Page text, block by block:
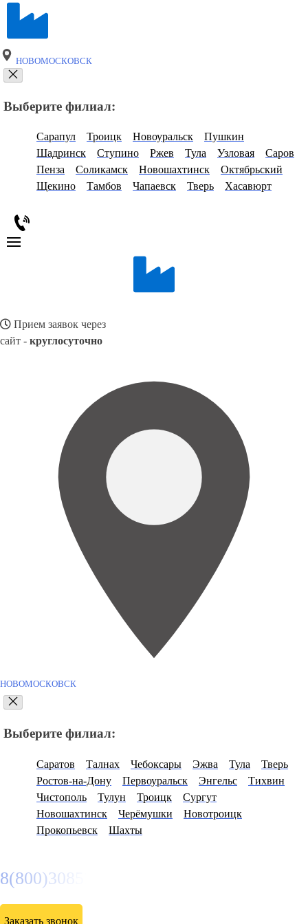
НОВОМОСКОВСК
Выберите филиал:
Сарапул Троицк Новоуральск
Пушкин
Шадринск
Ступино Ржев Тула Узловая
Саров
Пенза
Соликамск Новошахтинск
Октябрьский
Щекино
Тамбов Чапаевск Тверь Хасавюрт
Прием заявок через
сайт - круглосуточно
НОВОМОСКОВСК
Выберите филиал:
Саратов Талнах Чебоксары Эжва Тула
Тверь
Ростов-на-Дону
Первоуральск Энгельс
Тихвин
Чистополь
Тулун Троицк
Сургут
Новошахтинск
Черёмушки
Новотроицк
Прокопьевск
Шахты
8(800)3085303
Заказать звонок